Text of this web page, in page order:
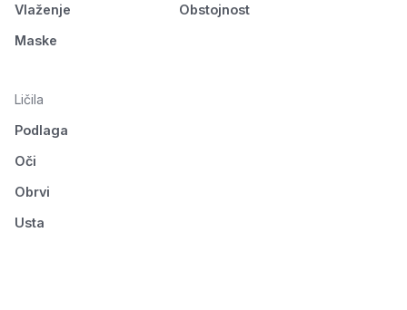
Vlaženje
Maske
Obstojnost
Ličila
Podlaga
Oči
Obrvi
Usta